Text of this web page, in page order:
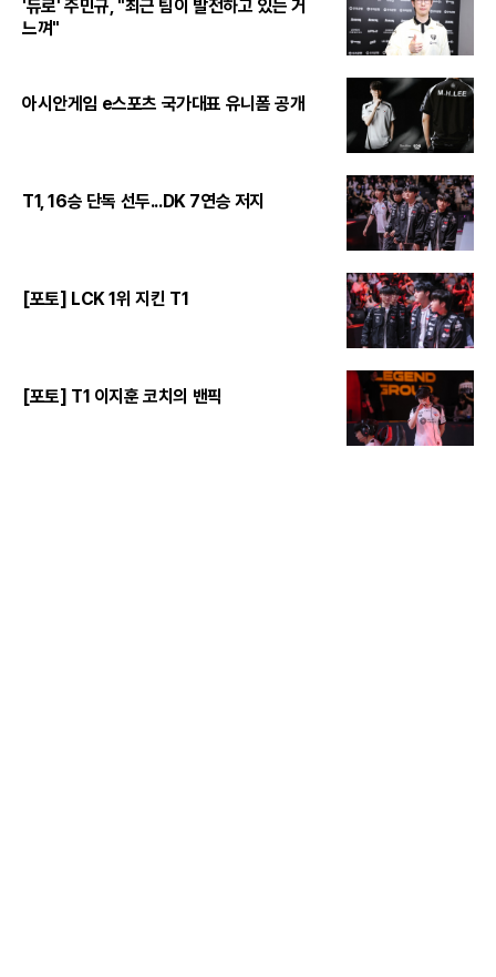
'듀로' 주민규, "최근 팀이 발전하고 있는 거
느껴"
아시안게임 e스포츠 국가대표 유니폼 공개
T1, 16승 단독 선두...DK 7연승 저지
[포토] LCK 1위 지킨 T1
[포토] T1 이지훈 코치의 밴픽